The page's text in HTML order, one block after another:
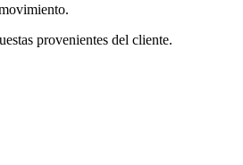
provenientes del cliente.